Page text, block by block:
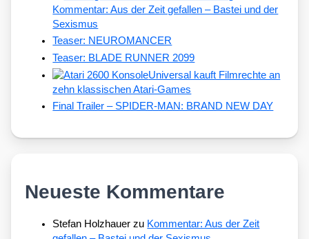
Kommentar: Aus der Zeit gefallen – Bastei und der
Sexismus
Teaser: NEUROMANCER
Teaser: BLADE RUNNER 2099
Universal kauft Filmrechte an
zehn klassischen Atari-Games
Final Trailer – SPIDER-MAN: BRAND NEW DAY
Neueste Kommentare
Stefan Holzhauer zu Kommentar: Aus der Zeit